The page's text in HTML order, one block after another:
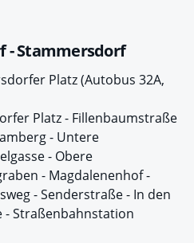
- Stammersdorf
Platz (Autobus 32A,
Platz - Fillenbaumstraße
- Untere
- Obere
- Magdalenenhof -
- Senderstraße - In den
- Straßenbahnstation